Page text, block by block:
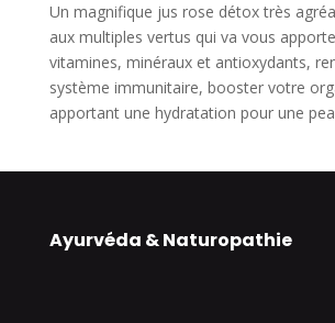
Un magnifique jus rose détox très
aux multiples vertus qui va vous
vitamines, minéraux et antioxydants,
système immunitaire, booster votre
apportant une hydratation pour une
Ayurvéda & Naturopathie